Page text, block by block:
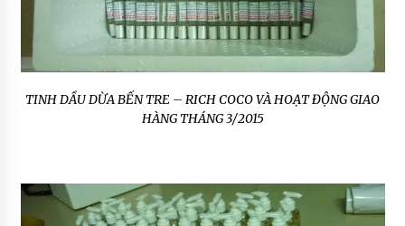
TINH DẦU DỪA BẾN TRE – RICH COCO VÀ HOẠT ĐỘNG GIAO
HÀNG THÁNG 3/2015